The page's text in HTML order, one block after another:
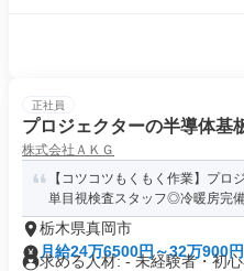
正社員
プロジェクターの半導体基
株式会社ＡＫＧ
【コツコツもくもく作業】プロ
単目視検査スタッフ◎冷暖房完
栃木県真岡市
月給24万6500円～32万900円
求める人材: - 未経験者・初